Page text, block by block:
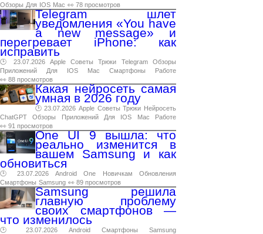
Обзоры Для IOS Mac 👀 78 просмотров
Telegram шлет
уведомления «You have
a new message» и
перегревает iPhone: как
исправить
🕑 23.07.2026 Apple Советы Трюки Telegram
Обзоры
Приложений
Для IOS Mac Смартфоны
Работе
👀 88 просмотров
Какая нейросеть самая
умная в 2026 году
🕑 23.07.2026 Apple Советы Трюки Нейросеть
ChatGPT
Обзоры Приложений Для IOS Mac
Работе
👀 91 просмотров
One UI 9 вышла: что
реально изменится в
вашем Samsung и как
обновиться
🕑 23.07.2026 Android One Новичкам
Обновления
Смартфоны Samsung 👀 89 просмотров
Samsung решила
главную проблему
своих смартфонов —
что изменилось
🕑 23.07.2026 Android Смартфоны
Samsung